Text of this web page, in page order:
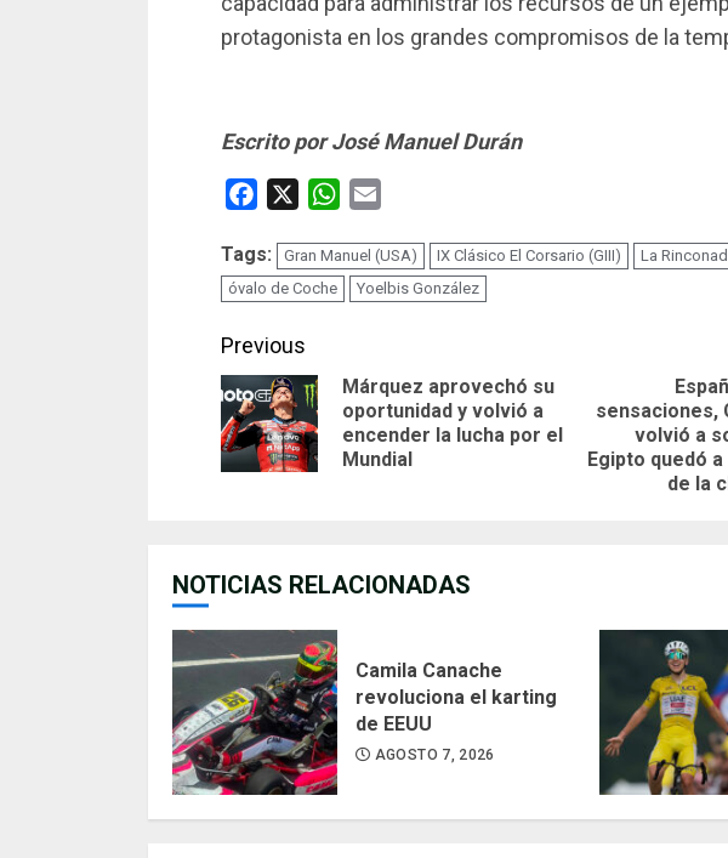
protagonista en los grandes compromisos de la
Escrito por José Manuel Durán
Facebook WhatsApp
Tags: Gran Manuel (USA) IX Clásico El Corsario (GIII) La
óvalo de Coche
Yoelbis González
Continue
Reading
Previous
Previous
post:
Márquez aprovechó su
oportunidad y volvió a
encender la lucha por el
Mundial
post:
sensaciones,
volvió a
Egipto quedó
de la
NOTICIAS RELACIONADAS
Camila Canache
revoluciona el karting
de EEUU
AGOSTO 7, 2026